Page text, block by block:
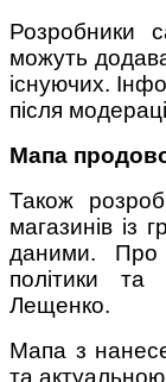
Поради
особистісний
Ми запитали у
Розробники
можуть
існуючих.
після
Мапа
Також
магазинів із
даними.
політики та
Лещенко.
Мапа з
та